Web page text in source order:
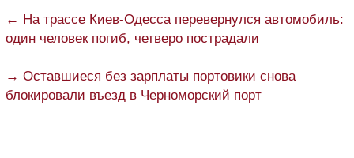
← На трассе Киев-Одесса перевернулся автомобиль:
один человек погиб, четверо пострадали
→ Оставшиеся без зарплаты портовики снова
блокировали въезд в Черноморский порт